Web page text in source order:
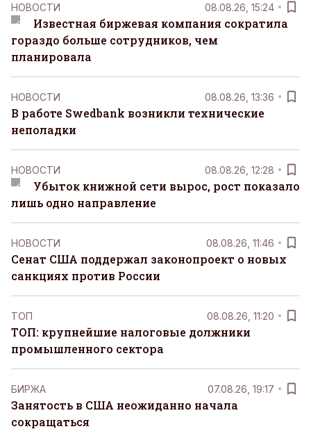
НОВОСТИ 08.08.26, 15:24
Известная биржевая компания сократила
гораздо больше сотрудников, чем
планировала
НОВОСТИ 08.08.26, 13:36
В работе Swedbank возникли технические
неполадки
НОВОСТИ 08.08.26, 12:28
Убыток книжной сети вырос, рост показало
лишь одно направление
НОВОСТИ 08.08.26, 11:46
Сенат США поддержал законопроект о новых
санкциях против России
ТОП 08.08.26, 11:20
ТОП: крупнейшие налоговые должники
промышленного сектора
БИРЖА 07.08.26, 19:17
Занятость в США неожиданно начала
сокращаться